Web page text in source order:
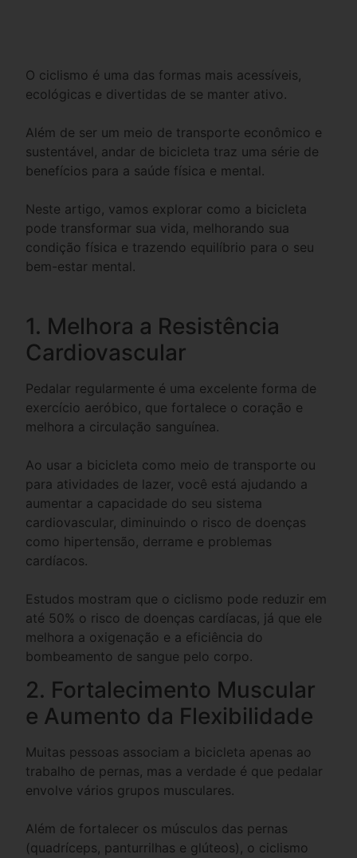
O ciclismo é uma das formas mais acessíveis,
ecológicas e divertidas de se manter ativo.
Além de ser um meio de transporte econômico e
sustentável, andar de bicicleta traz uma série de
benefícios para a saúde física e mental.
Neste artigo, vamos explorar como a bicicleta
pode transformar sua vida, melhorando sua
condição física e trazendo equilíbrio para o seu
bem-estar mental.
1. Melhora a Resistência
Cardiovascular
Pedalar regularmente é uma excelente forma de
exercício aeróbico, que fortalece o coração e
melhora a circulação sanguínea.
Ao usar a bicicleta como meio de transporte ou
para atividades de lazer, você está ajudando a
aumentar a capacidade do seu sistema
cardiovascular, diminuindo o risco de doenças
como hipertensão, derrame e problemas
cardíacos.
Estudos mostram que o ciclismo pode reduzir em
até 50% o risco de doenças cardíacas, já que ele
melhora a oxigenação e a eficiência do
bombeamento de sangue pelo corpo.
2. Fortalecimento Muscular
e Aumento da Flexibilidade
Muitas pessoas associam a bicicleta apenas ao
trabalho de pernas, mas a verdade é que pedalar
envolve vários grupos musculares.
Além de fortalecer os músculos das pernas
(quadríceps, panturrilhas e glúteos), o ciclismo